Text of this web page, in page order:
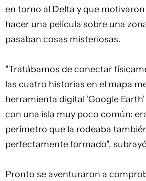
en torno al Delta y que motivaron
hacer una película sobre una
pasaban cosas misteriosas.
"Tratábamos de conectar
las cuatro historias en el mapa
herramienta digital 'Google
con una isla muy poco común:
perímetro que la rodeaba
perfectamente formado",
Pronto se aventuraron a